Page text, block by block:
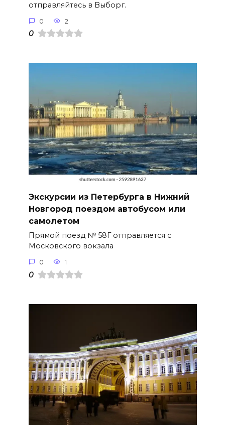
отправляйтесь в Выборг.
0 2
0
Экскурсии из Петербурга в Нижний
Новгород поездом автобусом или
самолетом
Прямой поезд № 58Г отправляется с
Московского вокзала
0 1
0